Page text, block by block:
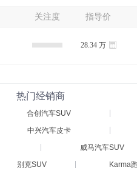
关注度 指导价
28.34 万
热门经销商
合创汽车SUV
中兴汽车皮卡
威马汽车SUV
别克SUV Karma